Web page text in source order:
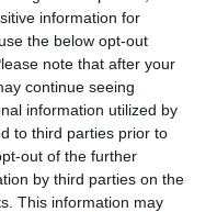
information for
the below opt-out
note that after your
continue seeing
information utilized by
to third parties prior to
out of the further
by third parties on the
This information may